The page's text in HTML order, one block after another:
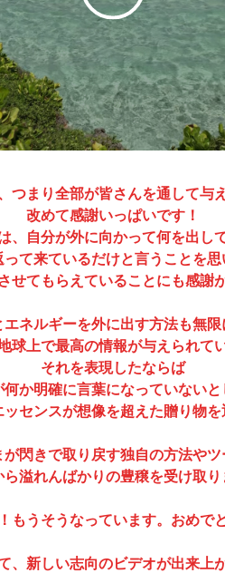
つまり全部が皆さんを通して与
改めて感謝いっぱいです！
、自分が外に向かって何を出し
って来ているだけと言うことを
せてもらえていることにも感謝
ネルギーを外に出す方法も無限
球上で最高の情報が与えられて
それを表現したならば
何か明確に言葉になっていないと
センスが想像を超えた贈り物を
が閃きで取り戻す独自の方法やツ
ら溢れんばかりの豊穣を受け取り
もうそうなっています。おめで
、新しい志向のビデオが出来上